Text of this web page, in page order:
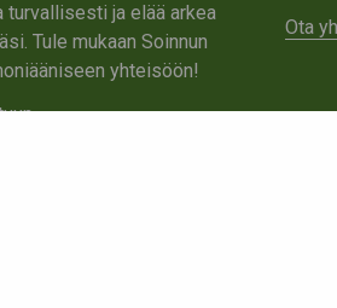
turvallisesti ja elää arkea
Tule mukaan Soinnun
yhteisöön!
Ota